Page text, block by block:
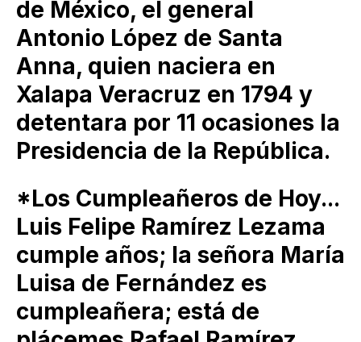
de México, el general
Antonio López de Santa
Anna, quien naciera en
Xalapa Veracruz en 1794 y
detentara por 11 ocasiones la
Presidencia de la República.
*Los Cumpleañeros de Hoy...
Luis Felipe Ramírez Lezama
cumple años; la señora María
Luisa de Fernández es
cumpleañera; está de